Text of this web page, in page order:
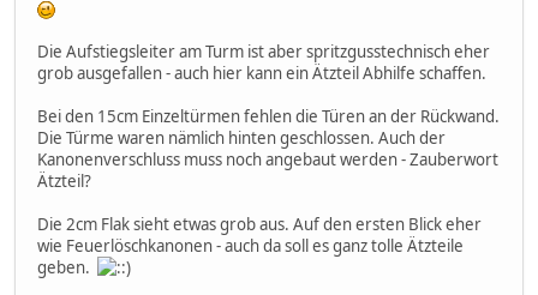
Die Aufstiegsleiter am Turm ist aber spritzgusstechnisch eher
grob ausgefallen - auch hier kann ein Ätzteil Abhilfe schaffen.
Bei den 15cm Einzeltürmen fehlen die Türen an der Rückwand.
Die Türme waren nämlich hinten geschlossen. Auch der
Kanonenverschluss muss noch angebaut werden - Zauberwort
Ätzteil?
Die 2cm Flak sieht etwas grob aus. Auf den ersten Blick eher
wie Feuerlöschkanonen - auch da soll es ganz tolle Ätzteile
geben.